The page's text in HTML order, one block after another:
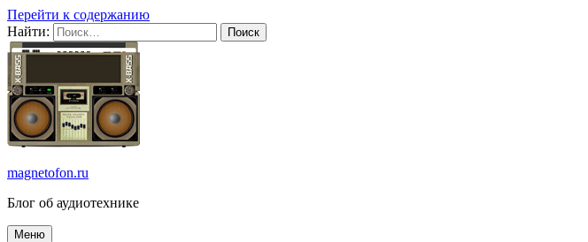
Перейти к содержанию
Найти:
magnetofon.ru
Блог об аудиотехнике
Меню